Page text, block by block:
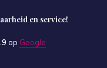
en service!
op Google